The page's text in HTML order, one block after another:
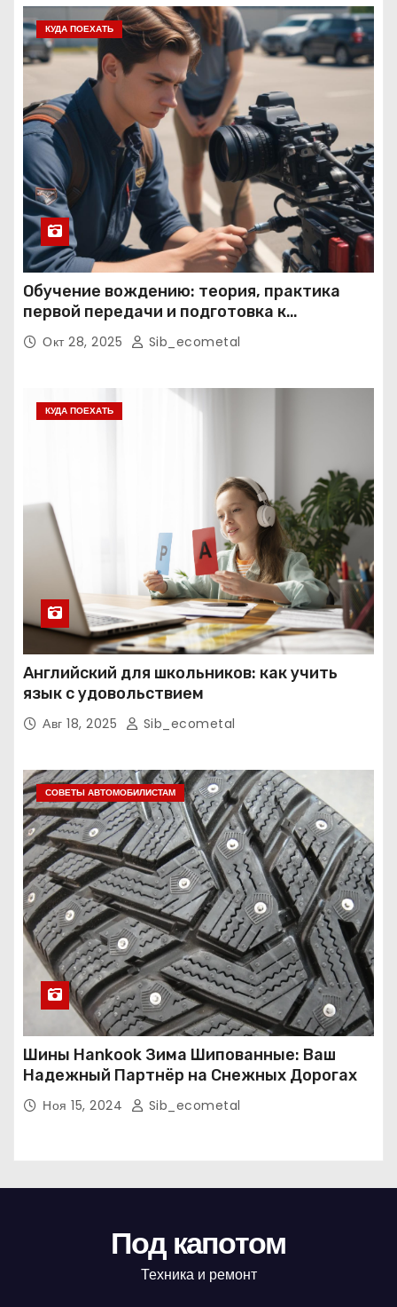
КУДА ПОЕХАТЬ
Обучение вождению: теория, практика
первой передачи и подготовка к
экзаменам
Окт 28, 2025 Sib_ecometal
КУДА ПОЕХАТЬ
Английский для школьников: как учить
язык с удовольствием
Авг 18, 2025 Sib_ecometal
СОВЕТЫ АВТОМОБИЛИСТАМ
Шины Hankook Зима Шипованные: Ваш
Надежный Партнёр на Снежных Дорогах
Ноя 15, 2024 Sib_ecometal
Под капотом
Техника и ремонт